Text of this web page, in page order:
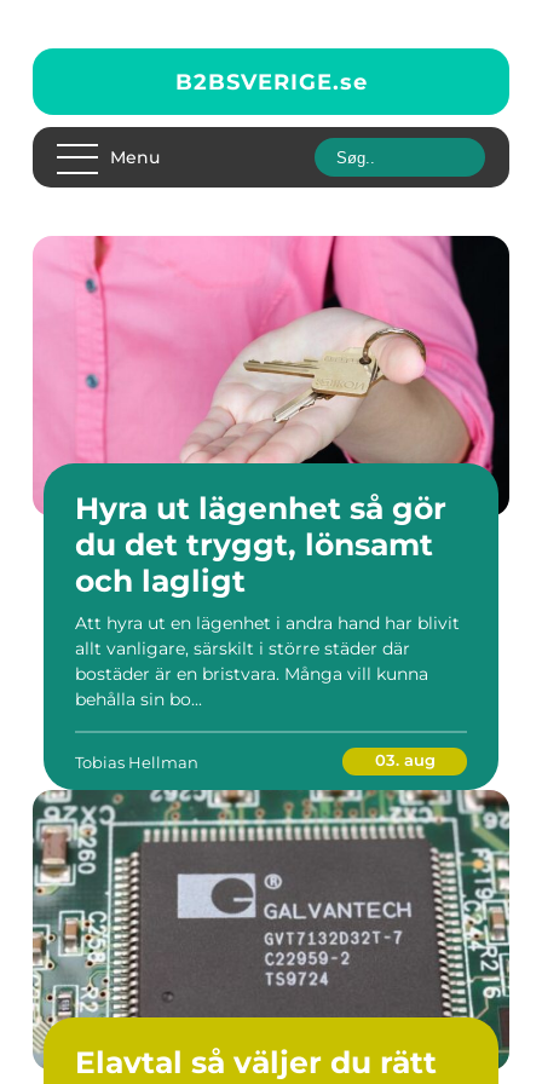
B2BSVERIGE.se
Menu
Hyra ut lägenhet så gör
du det tryggt, lönsamt
och lagligt
Att hyra ut en lägenhet i andra hand har blivit
allt vanligare, särskilt i större städer där
bostäder är en bristvara. Många vill kunna
behålla sin bo...
Tobias Hellman 03. aug
Elavtal så väljer du rätt